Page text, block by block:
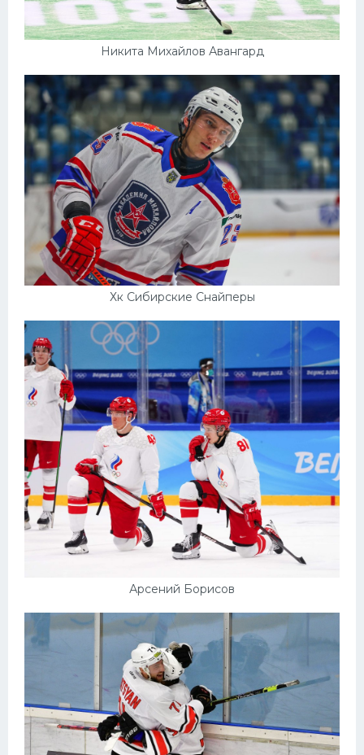
Никита Михайлов Авангард
Хк Сибирские Снайперы
Арсений Борисов